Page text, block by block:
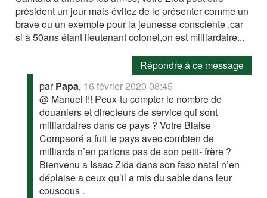
président un jour mais évitez de le présenter comme un
brave ou un exemple pour la jeunesse consciente ,car
si à 50ans étant lieutenant colonel,on est milliardaire...
Répondre à ce message
parPapa, 16 février 2020 08:45
@ Manuel !!! Peux-tu compter le nombre de
douaniers et directeurs de service qui sont
milliardaires dans ce pays ? Votre Blaise
Compaoré a fuit le pays avec combien de
milliards n’en parlons pas de son petit- frère ?
Bienvenu a Isaac Zida dans son faso natal n’en
déplaise a ceux qu’il a mis du sable dans leur
couscous .